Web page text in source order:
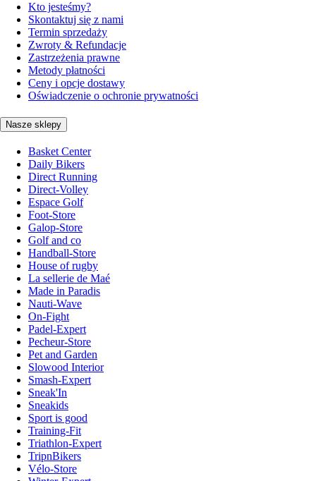
Kto jesteśmy?
Skontaktuj się z nami
Termin sprzedaży
Zwroty & Refundacje
Zastrzeżenia prawne
Metody płatności
Ceny i opcje dostawy
Oświadczenie o ochronie prywatności
Nasze sklepy
Basket Center
Daily Bikers
Direct Running
Direct-Volley
Espace Golf
Foot-Store
Galop-Store
Golf and co
Handball-Store
House of rugby
La sellerie de Maé
Made in Paradis
Nauti-Wave
On-Fight
Padel-Expert
Pecheur-Store
Pet and Garden
Slowood Interior
Smash-Expert
Sneak'In
Sneakids
Sport is good
Training-Fit
Triathlon-Expert
TripnBikers
Vélo-Store